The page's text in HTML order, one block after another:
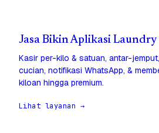
Jasa Bikin Aplikasi
Kasir per-kilo & satuan, antar-
cucian, notifikasi WhatsApp, &
kiloan hingga premium.
Lihat layanan →